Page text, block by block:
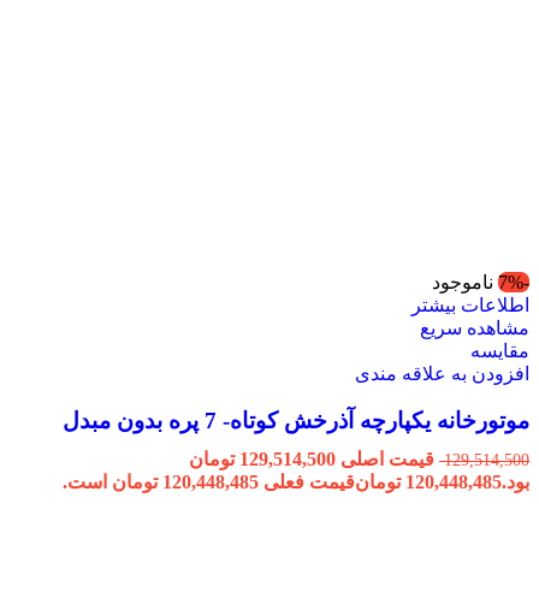
-7%
ناموجود
اطلاعات بیشتر
مشاهده سریع
مقایسه
افزودن به علاقه مندی
موتورخانه یکپارچه آذرخش کوتاه- 7 پره بدون مبدل
129,514,500
قیمت اصلی 129,514,500 تومان
بود.120,448,485 تومانقیمت فعلی 120,448,485 تومان است.